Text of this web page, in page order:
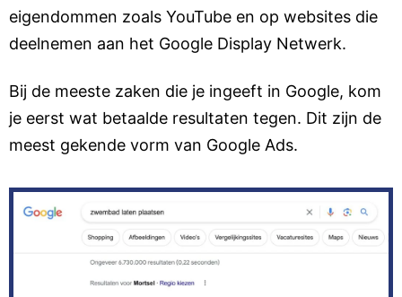
eigendommen zoals YouTube en op websites die
deelnemen aan het Google Display Netwerk.
Bij de meeste zaken die je ingeeft in Google, kom
je eerst wat betaalde resultaten tegen. Dit zijn de
meest gekende vorm van Google Ads.